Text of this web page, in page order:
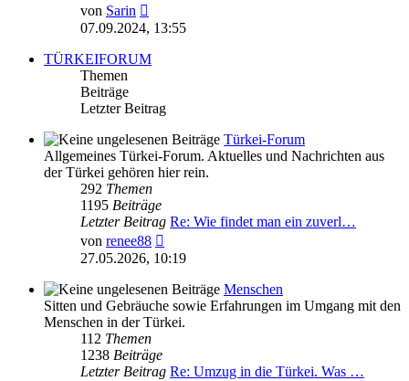
von Sarin
Beitrag
07.09.2024, 13:55
TÜRKEIFORUM
Themen
Beiträge
Letzter Beitrag
Türkei-Forum
Allgemeines Türkei-Forum. Aktuelles und Nachrichten aus
der Türkei gehören hier rein.
292 Themen
1195 Beiträge
Letzter Beitrag Re: Wie findet man ein zuverl…
von renee88
Beitrag
27.05.2026, 10:19
Menschen
Sitten und Gebräuche sowie Erfahrungen im Umgang mit den
Menschen in der Türkei.
112 Themen
1238 Beiträge
Letzter Beitrag Re: Umzug in die Türkei. Was …